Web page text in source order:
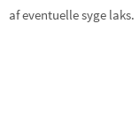
af eventuelle syge laks.